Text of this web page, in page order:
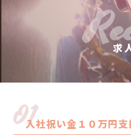
求
01入社祝い金１０万円